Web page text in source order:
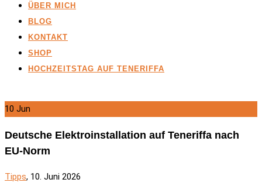
ÜBER MICH
BLOG
KONTAKT
SHOP
HOCHZEITSTAG AUF TENERIFFA
10 Jun
Deutsche Elektroinstallation auf Teneriffa nach
EU-Norm
Tipps, 10. Juni 2026